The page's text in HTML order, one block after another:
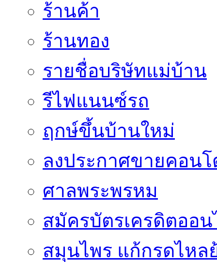
ร้านค้า
ร้านทอง
รายชื่อบริษัทแม่บ้าน
รีไฟแนนซ์รถ
ฤกษ์ขึ้นบ้านใหม่
ลงประกาศขายคอน
ศาลพระพรหม
สมัครบัตรเครดิตออ
สมุนไพร แก้กรดไหล